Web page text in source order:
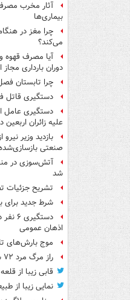
آثار مخرب
بیماری‌ها
چرا مغز در
می‌کند؟
آیا مصرف قهوه
دوران بارداری
چرا تابستان
دستگیری قاتل
دستگیری عامل
علیه زائران
بازدید وزیر
صنعتی
آتش‌سوزی در
شد
تشریح جزئیات تصادف ۱۲ خودرو
شرط جدید برای
اذهان عمومی
موج بارش‌های
راز مرگ مرد ۷۲ ساله در تهرانپارس فاش شد
قابی زیبا از
نمایی زیبا از